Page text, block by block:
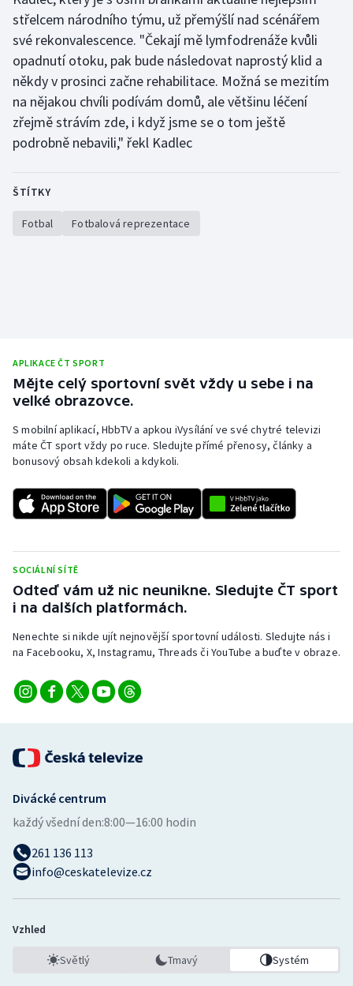
Plavání
Plážový volejbal
Ragby
Rychlobruslení
Veslování
Vodní slalom
Volejbal
střelcem národního týmu, už přemýšlí nad scénářem
své rekonvalescence. "Čekají mě lymfodrenáže kvůli
opadnutí otoku, pak bude následovat naprostý klid a
někdy v prosinci začne rehabilitace. Možná se mezitím
na nějakou chvíli podívám domů, ale většinu léčení
zřejmě strávím zde, i když jsme se o tom ještě
podrobně nebavili," řekl Kadlec
ŠTÍTKY
Fotbal Fotbalová reprezentace
APLIKACE ČT SPORT
Mějte celý sportovní svět vždy u sebe i na
velké obrazovce.
S mobilní aplikací, HbbTV a apkou iVysílání ve své chytré televizi
máte ČT sport vždy po ruce. Sledujte přímé přenosy, články a
bonusový obsah kdekoli a kdykoli.
SOCIÁLNÍ SÍTĚ
Odteď vám už nic neunikne. Sledujte ČT sport
i na dalších platformách.
Nenechte si nikde ujít nejnovější sportovní události. Sledujte nás i
na Facebooku, X, Instagramu, Threads či YouTube a buďte v obraze.
Divácké centrum
každý všední den:8:00—16:00 hodin
261 136 113
info@ceskatelevize.cz
Vzhled
Světlý Tmavý Systém